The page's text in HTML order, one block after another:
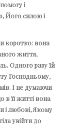
і
Його силою і
коротко: вона
життя,
Одного разу їй
Господньому,
І не думаючи
в її житті вона
і любові, Якому
увійти до